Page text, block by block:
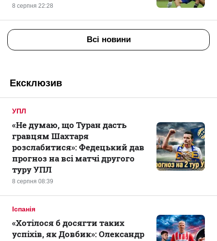
8 серпня 22:28
Всі новини
Ексклюзив
УПЛ
8 серпня 08:39
«Не думаю, що Туран дасть
гравцям Шахтаря
розслабитися»: Федецький дав
прогноз на всі матчі другого
туру УПЛ
Іспанія
«Хотілося б досягти таких
успіхів, як Довбик»: Олександр